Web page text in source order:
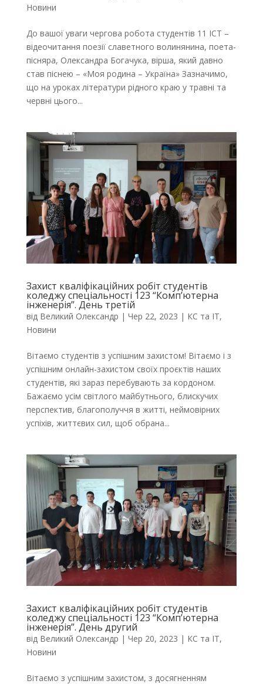
Новини
До вашої уваги чергова робота студентів 11 ІСТ –
відеочитання поезії славетного волинянина, поета-
пісняра, Олександра Богачука, вірша, який давно
став піснею – «Моя родина – Україна» Зазначимо,
що на уроках літератури рідного краю у травні та
червні цього...
Захист кваліфікаційних робіт студентів
коледжу спеціальності 123 “Комп’ютерна
інженерія”. День третій
від Великий Олександр | Чер 22, 2023 | КС та ІТ,
Новини
Вітаємо студентів з успішним захистом! Вітаємо і з
успішним онлайн-захистом своїх проєктів наших
студентів, які зараз перебувають за кордоном.
Бажаємо усім світлого майбутнього, блискучих
перспектив, благополуччя в житті, неймовірних
успіхів, життєвих сил, щоб обрана...
Захист кваліфікаційних робіт студентів
коледжу спеціальності 123 “Комп’ютерна
інженерія”. День другий
від Великий Олександр | Чер 20, 2023 | КС та ІТ,
Новини
Вітаємо з успішним захистом, з досягненням